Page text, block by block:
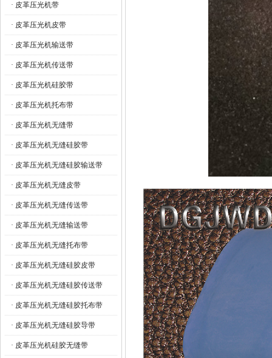
· 皮革压光机带
· 皮革压光机皮带
· 皮革压光机输送带
· 皮革压光机传送带
· 皮革压光机硅胶带
· 皮革压光机托布带
· 皮革压光机无缝带
· 皮革压光机无缝硅胶带
· 皮革压光机无缝硅胶输送带
· 皮革压光机无缝皮带
· 皮革压光机无缝传送带
· 皮革压光机无缝输送带
· 皮革压光机无缝托布带
· 皮革压光机无缝硅胶皮带
· 皮革压光机无缝硅胶传送带
· 皮革压光机无缝硅胶托布带
· 皮革压光机无缝硅胶导带
· 皮革压光机硅胶无缝带